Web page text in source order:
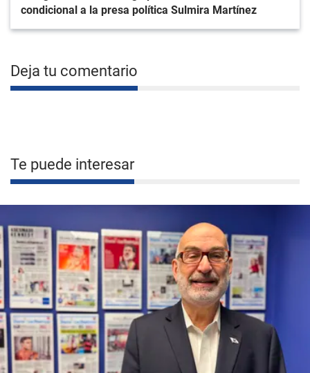
condicional a la presa política Sulmira Martínez
Deja tu comentario
Te puede interesar